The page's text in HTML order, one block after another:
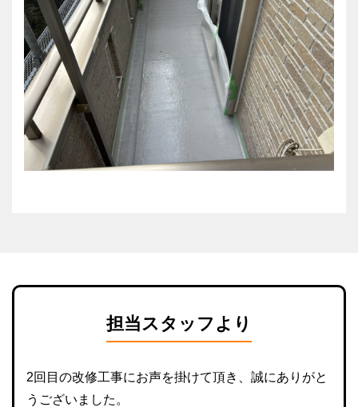
担当スタッフより
2回目の改修工事にお声を掛けて頂き、誠にありがと
うございました。